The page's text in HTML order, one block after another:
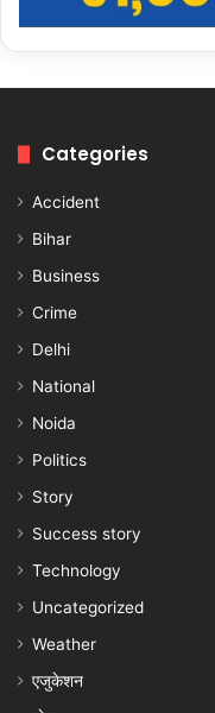
Categories
Accident
Bihar
Business
Crime
Delhi
National
Noida
Politics
Story
Success story
Technology
Uncategorized
Weather
एजुकेशन